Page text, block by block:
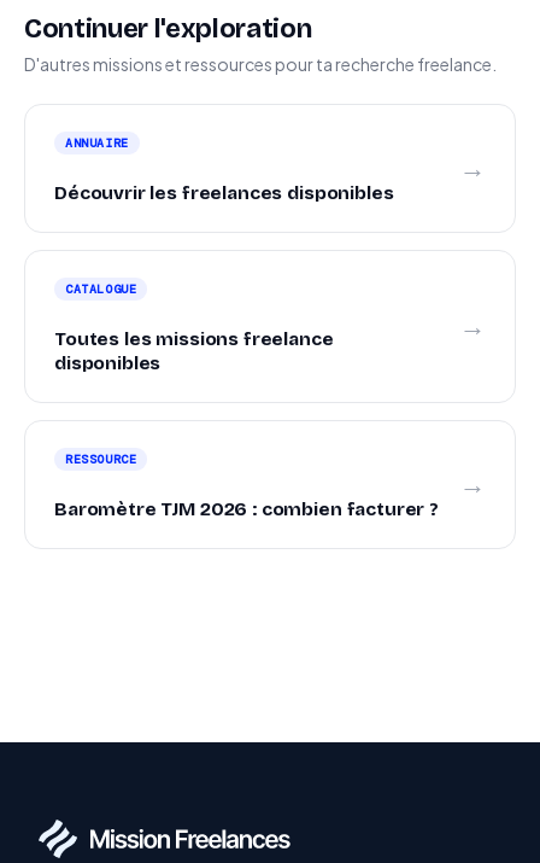
Continuer l'exploration
D'autres missions et ressources pour ta recherche freelance.
ANNUAIRE
Découvrir les freelances disponibles
→
CATALOGUE
Toutes les missions freelance
disponibles
→
RESSOURCE
Baromètre TJM 2026 : combien facturer ?
→